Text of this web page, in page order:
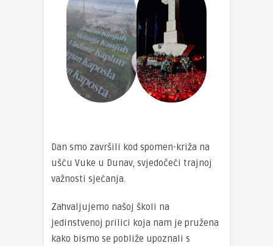
Dan smo završili kod spomen-križa na
ušću Vuke u Dunav, svjedočeći trajnoj
važnosti sjećanja.
Zahvaljujemo našoj školi na
jedinstvenoj prilici koja nam je pružena
kako bismo se pobliže upoznali s